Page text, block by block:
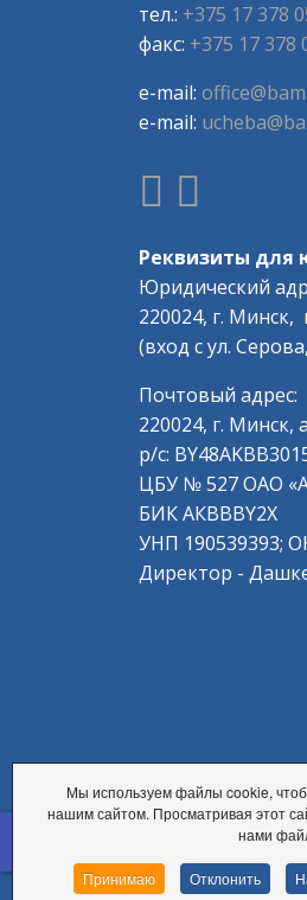
Мы используем файлы cookie,
нашим сайтом. Просматривая этот
нами
Принимаю Отклонить
тел.: +375 17 378
факс: +375 17 378
e-mail:
e-mail:
Реквизиты для
Юридический
220024, г. Минск,
(вход с ул.
Почтовый адрес:
220024, г. Минск,
р/с:
ЦБУ № 527 ОАО
БИК АКВВBY2Х
УНП 190539393;
Директор -
© 2026 Частное
Политика
Настройки cookie